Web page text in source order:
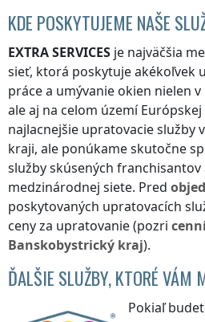
KDE POSKYTUJEME NAŠE
EXTRA SERVICES je najväčšia
sieť, ktorá poskytuje akékoľvek
práce a umývanie okien nielen v
ale aj na celom území
najlacnejšie upratovacie služby
kraji, ale ponúkame skutočne
služby skúsených
medzinárodnej siete. Pred
poskytovaných upratovacích
ceny za upratovanie (pozri
Banskobystrický kraj).
ĎALŠIE SLUŽBY, KTORÉ VÁM
Pokiaľ